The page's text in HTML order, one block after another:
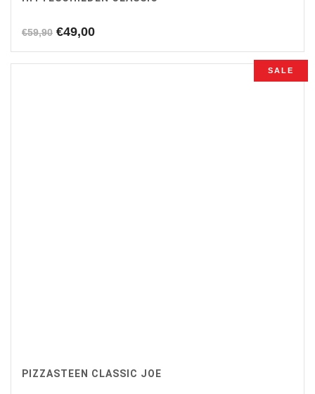
€59,90 Oorspronkelijke
was:
€49,00Huidige
is:
SALE
PIZZASTEEN CLASSIC JOE